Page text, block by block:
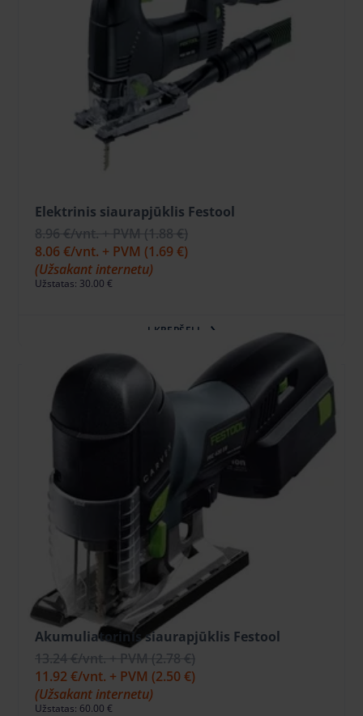
Elektrinis siaurapjūklis Festool
8.96 €/vnt. + PVM(1.88 €)
8.06 €/vnt. + PVM (1.69 €)
(Užsakant internetu)
Užstatas: 30.00 €
Į KREPŠELĮ
Akumuliatorinis siaurapjūklis Festool
13.24 €/vnt. + PVM(2.78 €)
11.92 €/vnt. + PVM (2.50 €)
(Užsakant internetu)
Užstatas: 60.00 €